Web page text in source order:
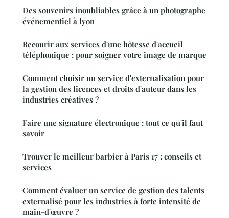
Des souvenirs inoubliables grâce à un photographe
événementiel à lyon
Recourir aux services d'une hôtesse d'accueil
téléphonique : pour soigner votre image de marque
Comment choisir un service d'externalisation pour
la gestion des licences et droits d'auteur dans les
industries créatives ?
Faire une signature électronique : tout ce qu'il faut
savoir
Trouver le meilleur barbier à Paris 17 : conseils et
services
Comment évaluer un service de gestion des talents
externalisé pour les industries à forte intensité de
main-d'œuvre ?